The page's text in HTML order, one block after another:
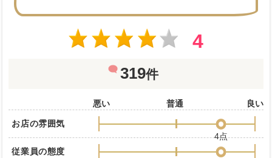
4
319件
悪い 普通 良い
お店の雰囲気
4点
従業員の態度